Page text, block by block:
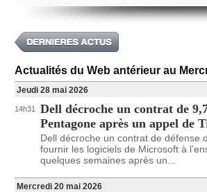
Actualités du Web antérieur au
Jeudi 28 mai 2026
14h31
Dell décroche un contrat de
Pentagone après un appel de
Dell décroche un contrat de défense
fournir les logiciels de Microsoft à
quelques semaines après un...
Mercredi 20 mai 2026